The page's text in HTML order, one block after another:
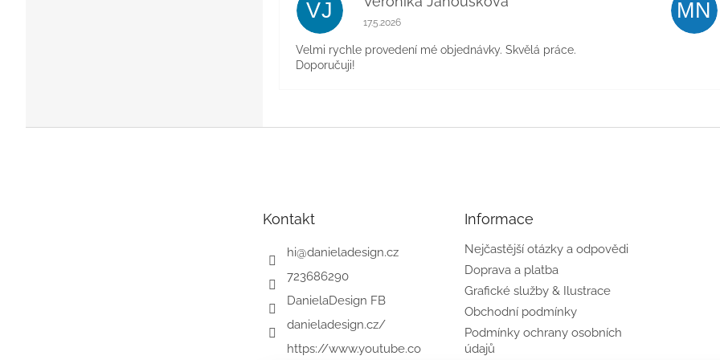
VJ Hodnocení obchodu je 5 z 5 hvězdiček.
17.5.2026
Velmi rychle provedení mé objednávky. Skvělá práce.
Doporučuji!
MN
Kontakt
hi@danieladesign.cz
723686290
DanielaDesign FB
danieladesign.cz/
https://www.youtube.co
Informace
Nejčastější otázky a odpovědi
Doprava a platba
Grafické služby & Ilustrace
Obchodní podmínky
Podmínky ochrany osobních
údajů